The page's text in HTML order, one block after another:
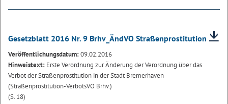
Gesetzblatt 2016 Nr. 9 Brhv_ÄndVO Straßenprostitution
Veröffentlichungsdatum:09.02.2016
Hinweistext: Erste Verordnung zur Änderung der Verordnung über das
Verbot der Straßenprostitution in der Stadt Bremerhaven
(Straßenprostitution-VerbotsVO Brhv.)
(S. 18)